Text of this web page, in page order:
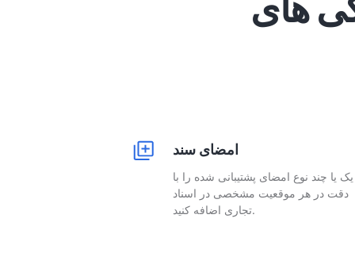
امضای سند
یک یا چند نوع امضای پشتیبانی شده را با
دقت در هر موقعیت مشخصی در اسناد
تجاری اضافه کنید.